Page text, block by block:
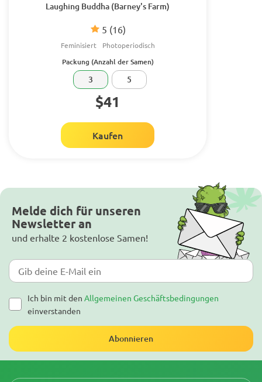
Laughing Buddha (Barney's Farm)
5 (16)
Feminisiert Photoperiodisch
Packung (Anzahl der Samen)
3 5
$41
Kaufen
Melde dich für unseren
Newsletter an
und erhalte 2 kostenlose Samen!
Ich bin mit den Allgemeinen Geschäftsbedingungen
einverstanden
Abonnieren